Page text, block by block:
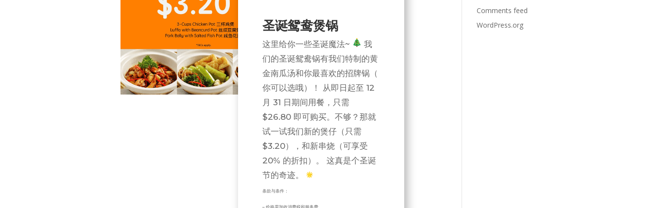
圣诞鸳鸯煲锅
这里给你一些圣诞魔法~
我
们的圣诞鸳鸯锅有我们特制的黄
金南瓜汤和你最喜欢的招牌锅（
你可以选哦）！ 从即日起至 12
月 31 日期间用餐，只需
$26.80 即可购买。不够？那就
试一试我们新的煲仔（只需
$3.20），和新串烧（可享受
20% 的折扣）。 这真是个圣诞
节的奇迹。
条款与条件：
– 价格需加收消费税和服务费。
Comments feed
WordPress.org